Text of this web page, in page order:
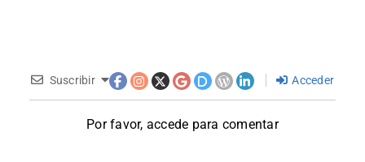
Suscribir Acceder
Por favor, accede para comentar